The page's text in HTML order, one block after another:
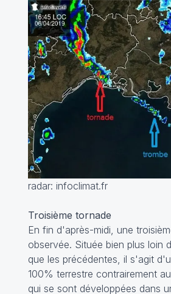
radar: infoclimat.fr
Troisième tornade
En fin d'après-midi, une
observée. Située bien plus loin
que les précédentes, il s'agit
100% terrestre contrairement
qui se sont développées dans